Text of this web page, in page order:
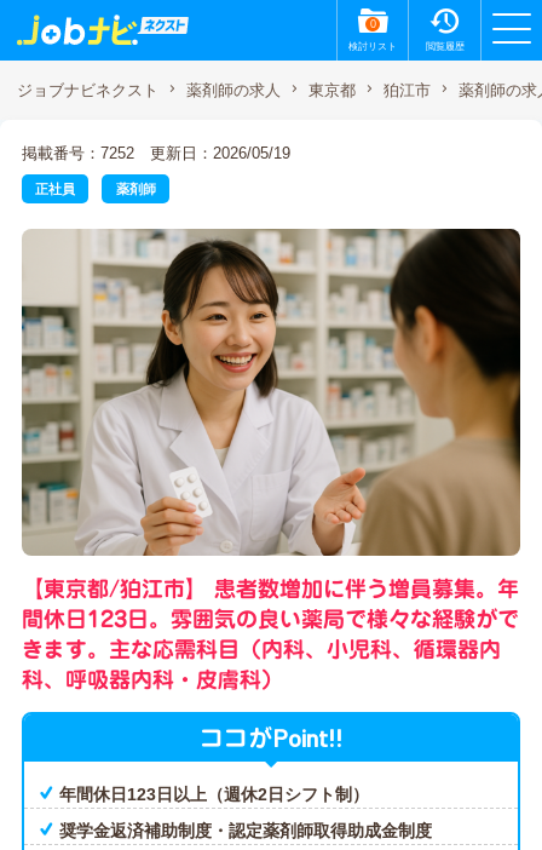
0
検討リスト 閲覧履歴
ジョブナビネクスト 薬剤師の求人 東京都 狛江市 薬剤師の求
掲載番号：7252 更新日：2026/05/19
正社員 薬剤師
【東京都/狛江市】 患者数増加に伴う増員募集。年
間休日123日。雰囲気の良い薬局で様々な経験がで
きます。主な応需科目（内科、小児科、循環器内
科、呼吸器内科・皮膚科）
ココがPoint!!
年間休日123日以上（週休2日シフト制）
奨学金返済補助制度・認定薬剤師取得助成金制度